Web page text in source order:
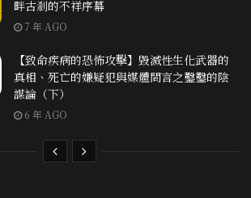
畔古剎的不祥序幕
7 年 AGO
【致命疾病的恐怖攻擊】毀滅性生化武器的
真相、死亡的嫌疑犯與媒體間言之鑿鑿的陰
謀論（下）
6 年 AGO